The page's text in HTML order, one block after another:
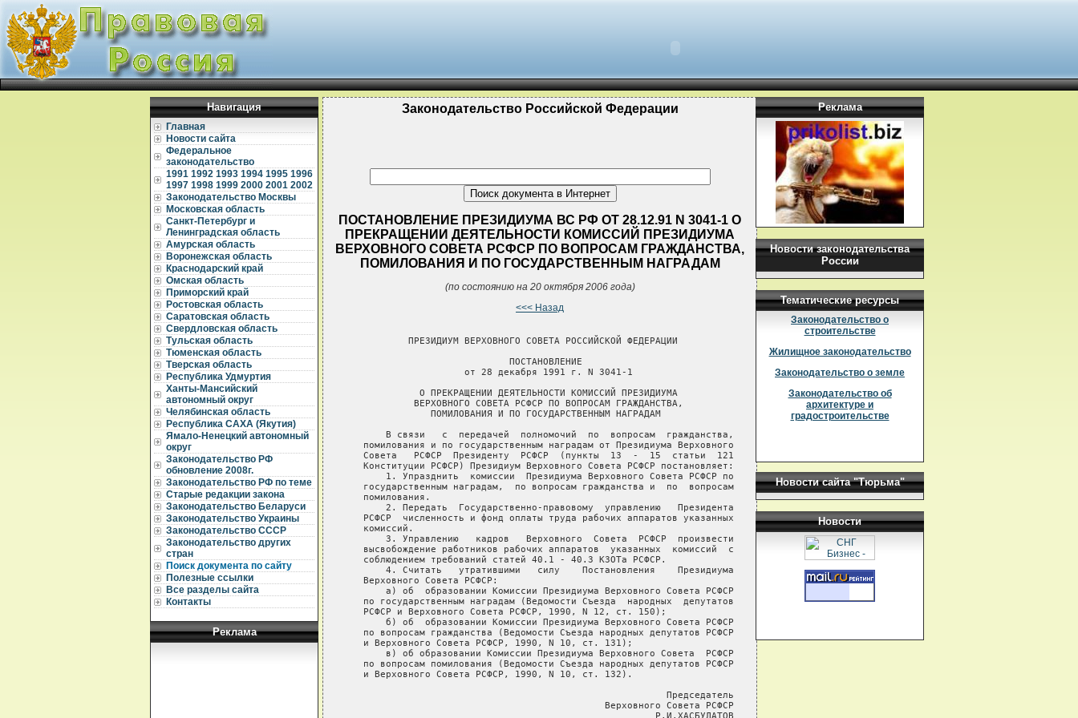
Навигация
Главная
Новости сайта
Федеральное
законодательство
1991 1992 1993 1994 1995 1996
1997 1998 1999 2000 2001 2002
Законодательство Москвы
Московская область
Санкт-Петербург и
Ленинградская область
Амурская область
Воронежская область
Краснодарский край
Омская область
Приморский край
Ростовская область
Саратовская область
Свердловская область
Тульская область
Тюменская область
Тверская область
Республика Удмуртия
Ханты-Мансийский
автономный округ
Челябинская область
Республика САХА (Якутия)
Ямало-Ненецкий автономный
округ
Законодательство РФ
обновление 2008г.
Законодательство РФ по теме
Старые редакции закона
Законодательство Беларуси
Законодательство Украины
Законодательство СССР
Законодательство других
стран
Поиск документа по сайту
Полезные ссылки
Все разделы сайта
Контакты
Реклама
Законодательство Российской Федерации
ПОСТАНОВЛЕНИЕ ПРЕЗИДИУМА ВС РФ ОТ 28.12.91 N 3041-1 О
ПРЕКРАЩЕНИИ ДЕЯТЕЛЬНОСТИ КОМИССИЙ ПРЕЗИДИУМА
ВЕРХОВНОГО СОВЕТА РСФСР ПО ВОПРОСАМ ГРАЖДАНСТВА,
ПОМИЛОВАНИЯ И ПО ГОСУДАРСТВЕННЫМ НАГРАДАМ
(по состоянию на 20 октября 2006 года)
<<< Назад
           ПРЕЗИДИУМ ВЕРХОВНОГО СОВЕТА РОССИЙСКОЙ ФЕДЕРАЦИИ
                             ПОСТАНОВЛЕНИЕ
                     от 28 декабря 1991 г. N 3041-1
             О ПРЕКРАЩЕНИИ ДЕЯТЕЛЬНОСТИ КОМИССИЙ ПРЕЗИДИУМА
            ВЕРХОВНОГО СОВЕТА РСФСР ПО ВОПРОСАМ ГРАЖДАНСТВА,
               ПОМИЛОВАНИЯ И ПО ГОСУДАРСТВЕННЫМ НАГРАДАМ
       В связи   с  передачей  полномочий  по  вопросам  гражданства,
   помилования и по государственным наградам от Президиума Верховного
   Совета   РСФСР  Президенту  РСФСР  (пункты  13  -  15  статьи  121
   Конституции РСФСР) Президиум Верховного Совета РСФСР постановляет:
       1. Упразднить  комиссии  Президиума Верховного Совета РСФСР по
   государственным наградам,  по вопросам гражданства и  по  вопросам
   помилования.
       2. Передать  Государственно-правовому  управлению   Президента
   РСФСР  численность и фонд оплаты труда рабочих аппаратов указанных
   комиссий.
       3. Управлению   кадров   Верховного  Совета  РСФСР  произвести
   высвобождение работников рабочих аппаратов  указанных  комиссий  с
   соблюдением требований статей 40.1 - 40.3 КЗОТа РСФСР.
       4. Считать   утратившими   силу    Постановления    Президиума
   Верховного Совета РСФСР:
       а) об  образовании Комиссии Президиума Верховного Совета РСФСР
   по государственным наградам (Ведомости Съезда  народных  депутатов
   РСФСР и Верховного Совета РСФСР, 1990, N 12, ст. 150);
       б) об  образовании Комиссии Президиума Верховного Совета РСФСР
   по вопросам гражданства (Ведомости Съезда народных депутатов РСФСР
   и Верховного Совета РСФСР, 1990, N 10, ст. 131);
       в) об образовании Комиссии Президиума Верховного Совета  РСФСР
   по вопросам помилования (Ведомости Съезда народных депутатов РСФСР
   и Верховного Совета РСФСР, 1990, N 10, ст. 132).
                                                         Председатель
                                              Верховного Совета РСФСР
                                                       Р.И.ХАСБУЛАТОВ
Реклама
Новости законодательства
России
Тематические ресурсы
Законодательство о
строительстве
Жилищное законодательство
Законодательство о земле
Законодательство об
архитектуре и
градостроительстве
Новости сайта "Тюрьма"
Новости